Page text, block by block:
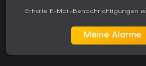
Erhalte E-Mail-Benachrichtigungen
Meine Alarme